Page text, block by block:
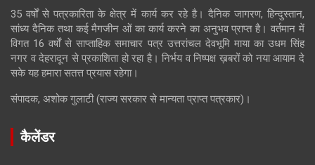
35 वर्षों से पत्रकारिता के क्षेत्र में कार्य कर रहे है। दैनिक जागरण, हिन्दुस्तान,
सांध्य दैनिक तथा कई मैगजीन ओं का कार्य करने का अनुभव प्राप्त है। वर्तमान में
विगत 16 वर्षों से साप्ताहिक समाचार पत्र उत्तरांचल देवभूमि माया का उधम सिंह
नगर व देहरादून से प्रकाशिता हो रहा है। निर्भय व निष्पक्ष ख़बरों को नया आयाम दे
सके यह हमारा सतत्त प्रयास रहेगा।
संपादक, अशोक गुलाटी (राज्य सरकार से मान्यता प्राप्त पत्रकार)।
कैलेंडर